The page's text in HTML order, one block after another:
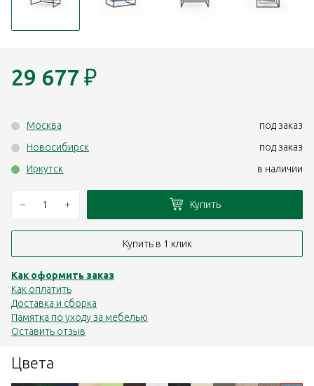
Цвета
29 677 ₽
Москва
под заказ
Новосибирск
под заказ
Иркутск
в наличии
– + Купить
Купить в 1 клик
Как оформить заказ
Как оплатить
Доставка и сборка
Памятка по уходу за мебелью
Оставить отзыв